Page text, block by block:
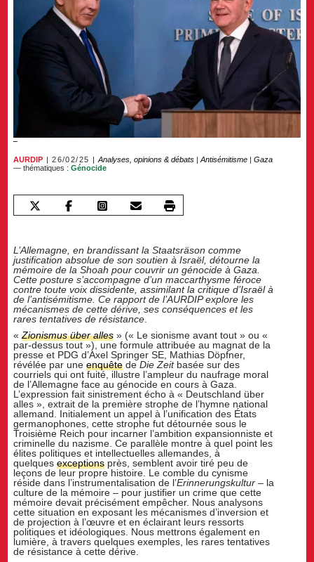
AURDIP 26/02/25 Analyses, opinions & débats |Antisémitisme |Gaza
— thématiques :Génocide
L’Allemagne, en brandissant la Staatsräson comme
justification absolue de son soutien à Israël, détourne la
mémoire de la Shoah pour couvrir un génocide à Gaza.
Cette posture s’accompagne d’un maccarthysme féroce
contre toute voix dissidente, assimilant la critique d’Israël à
de l’antisémitisme. Ce rapport de l’AURDIP explore les
mécanismes de cette dérive, ses conséquences et les
rares tentatives de résistance
«Zionismus über alles » (« Le sionisme avant tout » ou «
par-dessus tout »), une formule attribuée au magnat de la
presse et PDG d’Axel Springer SE, Mathias Döpfner,
révélée par uneenquête deDie Zeitbasée sur des
courriels qui ont fuité, illustre l’ampleur du naufrage moral
de l’Allemagne face au génocide en cours à Gaza.
L’expression fait sinistrement écho à « Deutschland über
alles », extrait de la première strophe de l’hymne national
allemand. Initialement un appel à l’unification des États
germanophones, cette strophe fut détournée sous le
Troisième Reich pour incarner l’ambition expansionniste et
criminelle du nazisme. Ce parallèle montre à quel point les
élites politiques et intellectuelles allemandes, à
quelquesexceptions près, semblent avoir tiré peu de
leçons de leur propre histoire. Le comble du cynisme
réside dans l’instrumentalisation de l’Erinnerungskultur – la
culture de la mémoire – pour justifier un crime que cette
mémoire devait précisément empêcher. Nous analysons
cette situation en exposant les mécanismes d’inversion et
de projection à l’œuvre et en éclairant leurs ressorts
politiques et idéologiques. Nous mettrons également en
lumière, à travers quelques exemples, les rares tentatives
de résistance à cette dérive.